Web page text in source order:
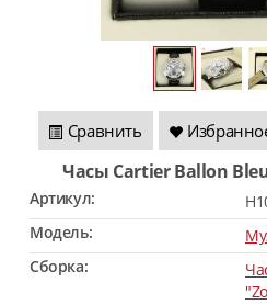
Сравнить
Часы Cartier Ballon
Артикул:
Модель:
Сборка: